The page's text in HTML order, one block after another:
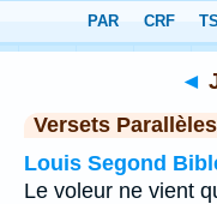
Chapitre 10> Verset 10
◄
Versets Parallèles
Louis Segond
Le voleur ne vient